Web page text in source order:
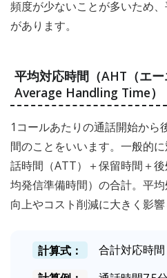
頻度が少ないことが多いため
があります。
平均対応時間（AHT（エー
Average Handling Time）
1コールあたりの通話開始から
間のことをいいます。一般的
話時間（ATT）＋保留時間＋
均発信準備時間）の合計。平
向上やコスト削減に大きく影響
計算式：
合計対応時